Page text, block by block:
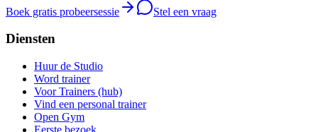
Boek gratis probeersessie Stel een vraag
Diensten
Huur de Studio
Word trainer
Voor Trainers (hub)
Vind een personal trainer
Open Gym
Eerste bezoek